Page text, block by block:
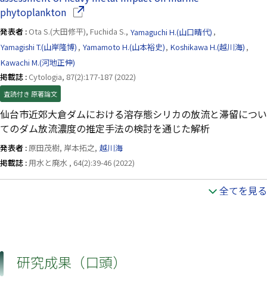
phytoplankton（別ウインドウで開きます）
発表者 : Ota S.(大田修平), Fuchida S., Yamaguchi H.(山口晴代) ,
Yamagishi T.(山岸隆博) , Yamamoto H.(山本裕史), Koshikawa H.(越川海) ,
Kawachi M.(河地正伸)
掲載誌 : Cytologia, 87(2):177-187 (2022)
査読付き 原著論文
仙台市近郊大倉ダムにおける溶存態シリカの放流と滞留につい
てのダム放流濃度の推定手法の検討を通じた解析
発表者 :原田茂樹, 岸本拓之, 越川海
掲載誌 : 用水と廃水 , 64(2):39-46 (2022)
全てを見る
研究成果（口頭）